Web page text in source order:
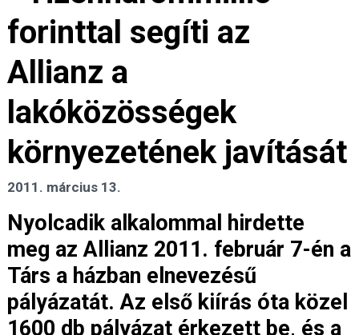
forinttal segíti az
Allianz a
lakóközösségek
környezetének javítását
2011. március 13.
Nyolcadik alkalommal hirdette
meg az Allianz 2011. február 7-én a
Társ a házban elnevezésű
pályázatát. Az első kiírás óta közel
1600 db pályázat érkezett be, és a